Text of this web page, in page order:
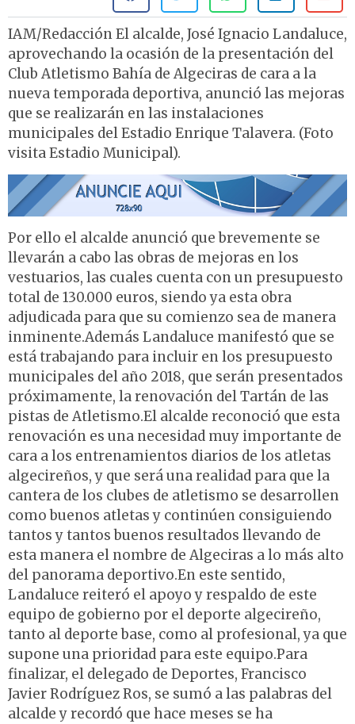
IAM/Redacción El alcalde, José Ignacio Landaluce,
aprovechando la ocasión de la presentación del
Club Atletismo Bahía de Algeciras de cara a la
nueva temporada deportiva, anunció las mejoras
que se realizarán en las instalaciones
municipales del Estadio Enrique Talavera. (Foto
visita Estadio Municipal).
Por ello el alcalde anunció que brevemente se
llevarán a cabo las obras de mejoras en los
vestuarios, las cuales cuenta con un presupuesto
total de 130.000 euros, siendo ya esta obra
adjudicada para que su comienzo sea de manera
inminente.Además Landaluce manifestó que se
está trabajando para incluir en los presupuesto
municipales del año 2018, que serán presentados
próximamente, la renovación del Tartán de las
pistas de Atletismo.El alcalde reconoció que esta
renovación es una necesidad muy importante de
cara a los entrenamientos diarios de los atletas
algecireños, y que será una realidad para que la
cantera de los clubes de atletismo se desarrollen
como buenos atletas y continúen consiguiendo
tantos y tantos buenos resultados llevando de
esta manera el nombre de Algeciras a lo más alto
del panorama deportivo.En este sentido,
Landaluce reiteró el apoyo y respaldo de este
equipo de gobierno por el deporte algecireño,
tanto al deporte base, como al profesional, ya que
supone una prioridad para este equipo.Para
finalizar, el delegado de Deportes, Francisco
Javier Rodríguez Ros, se sumó a las palabras del
alcalde y recordó que hace meses se ha